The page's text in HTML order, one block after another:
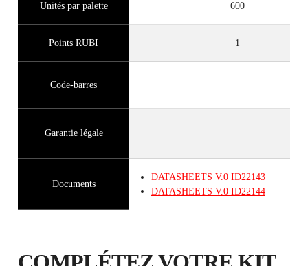
Unités par palette 600
Points RUBI 1
Code-barres
Garantie légale
Documents
DATASHEETS V.0 ID22143
DATASHEETS V.0 ID22144